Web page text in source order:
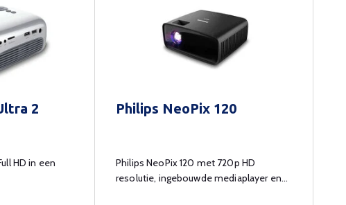
2
HD in een
Philips NeoPix 120
Philips NeoPix 120 met 720p HD
resolutie, ingebouwde mediaplayer en